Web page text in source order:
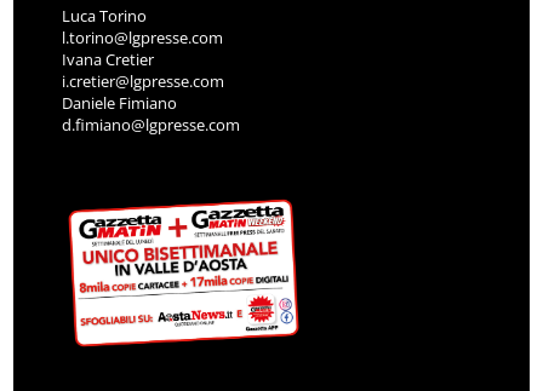
Luca Torino
l.torino@lgpresse.com
Ivana Cretier
i.cretier@lgpresse.com
Daniele Fimiano
d.fimiano@lgpresse.com